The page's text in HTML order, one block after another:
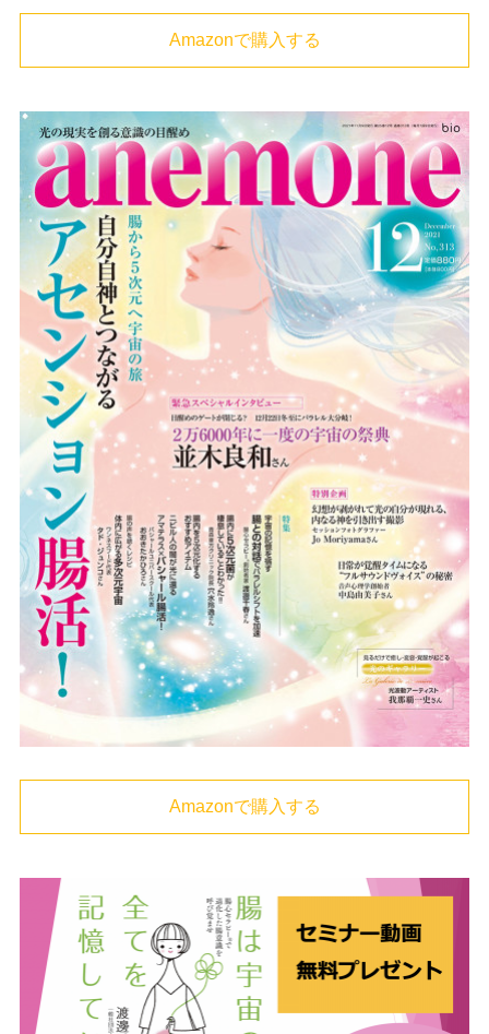
Amazonで購入する
Amazonで購入する